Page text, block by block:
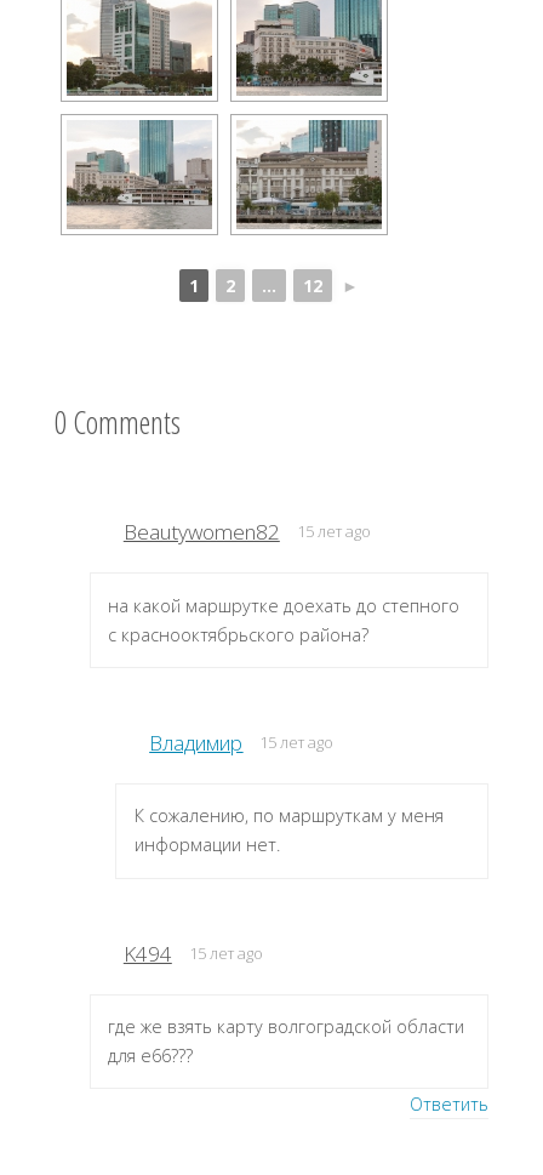
1 2 ... 12 ►
0 Comments
Beautywomen82 15 лет ago
на какой маршрутке доехать до степного
с краснооктябрьского района?
Владимир 15 лет ago
К сожалению, по маршруткам у меня
информации нет.
K494 15 лет ago
где же взять карту волгоградской области
для е66???
Ответить